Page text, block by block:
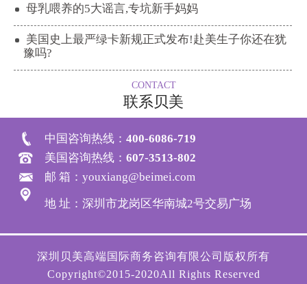
母乳喂养的5大谣言,专坑新手妈妈
美国史上最严绿卡新规正式发布!赴美生子你还在犹
豫吗?
CONTACT
联系贝美
中国咨询热线： 400-6086-719
美国咨询热线： 607-3513-802
邮 箱：youxiang@beimei.com
地 址：深圳市龙岗区华南城2号交易广场
深圳贝美高端国际商务咨询有限公司版权所有
Copyright©2015-2020All Rights Reserved